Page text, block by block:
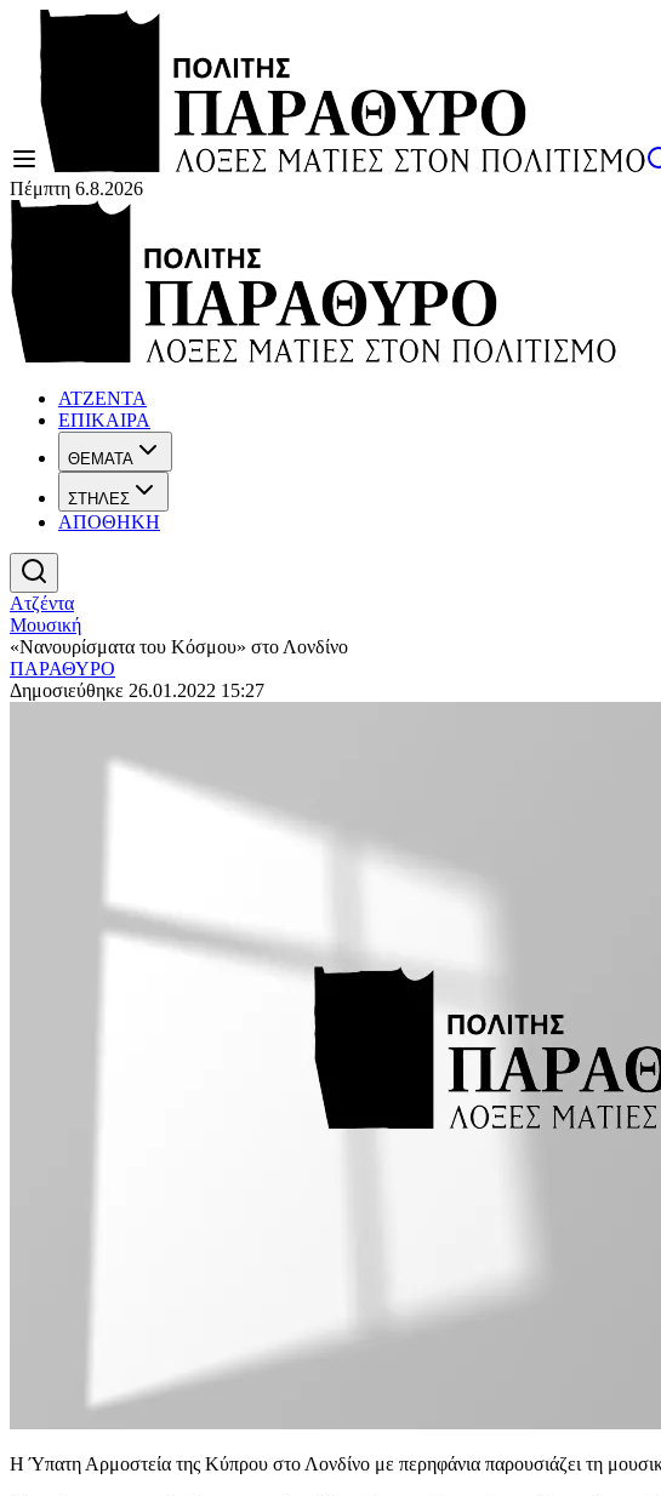
Πέμπτη 6.8.2026
ΑΤΖΕΝΤΑ
ΕΠΙΚΑΙΡΑ
ΘΕΜΑΤΑ
ΣΤΗΛΕΣ
ΑΠΟΘΗΚΗ
Ατζέντα
Μουσική
«Νανουρίσματα του Κόσμου» στο Λονδίνο
ΠΑΡΑΘΥΡΟ
Δημοσιεύθηκε 26.01.2022 15:27
Η Ύπατη Αρμοστεία της Κύπρου στο Λονδίνο με περηφάνια παρουσιάζει τη